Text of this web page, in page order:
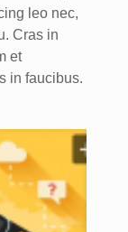
leo nec,
Cras in
et
in faucibus.